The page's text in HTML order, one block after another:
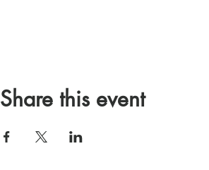
Share this event